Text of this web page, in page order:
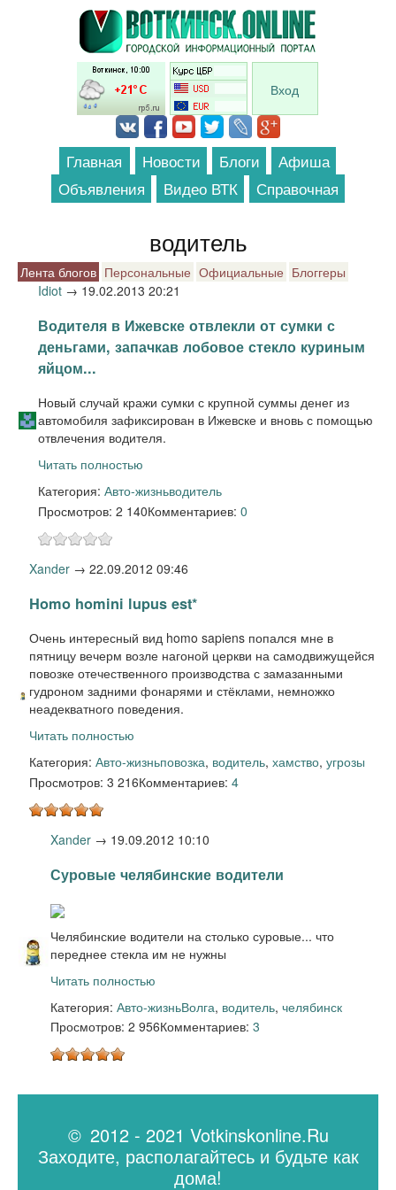
Перейти к основному содержанию
Вход
Главная Новости Блоги
Афиша
Объявления
Видео ВТК Справочная
водитель
Лента блогов Персональные Официальные Блоггеры
Idiot → 19.02.2013 20:21
Водителя в Ижевске отвлекли от сумки с
деньгами, запачкав лобовое стекло куриным
яйцом...
Новый случай кражи сумки с крупной суммы денег из
автомобиля зафиксирован в Ижевске и вновь с помощью
отвлечения водителя.
Читать полностью
Категория: Авто-жизньводитель
Просмотров: 2 140Комментариев: 0
Xander → 22.09.2012 09:46
Homo homini lupus est*
Очень интересный вид homo sapiens попался мне в
пятницу вечерм возле нагоной церкви на самодвижущейся
повозке отечественного производства с замазанными
гудроном задними фонарями и стёклами, немножко
неадекватного поведения.
Читать полностью
Категория: Авто-жизньповозка, водитель, хамство, угрозы
Просмотров: 3 216Комментариев: 4
Xander → 19.09.2012 10:10
Суровые челябинские водители
Челябинские водители на столько суровые... что
переднее стекла им не нужны
Читать полностью
Категория: Авто-жизньВолга, водитель, челябинск
Просмотров: 2 956Комментариев: 3
© 2012 - 2021 Votkinskonline.Ru
Заходите, располагайтесь и будьте как
дома!